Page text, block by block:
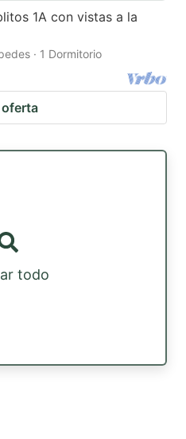
1A con vistas a la
· 1 Dormitorio
todo